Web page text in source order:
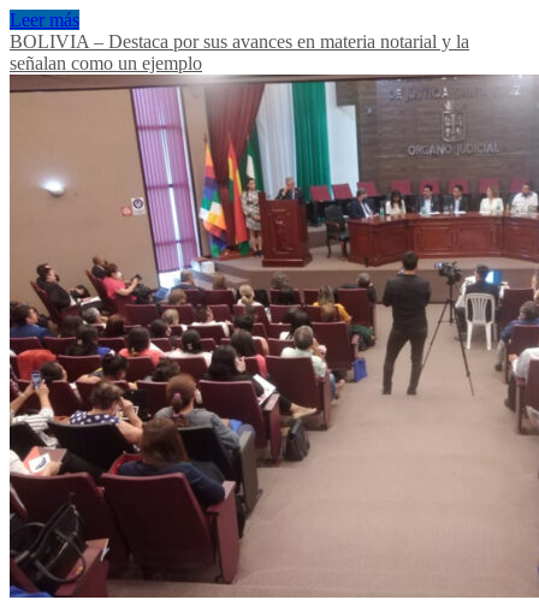
Leer más
BOLIVIA – Destaca por sus avances en materia notarial y la
señalan como un ejemplo